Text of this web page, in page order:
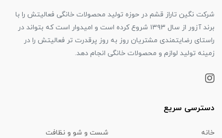
شرکت نگین تاراز قشم در حوزه تولید محصولات خانگی فعالیتش را با
برند آزور از سال ۱۳۹۳ شروع کرده است و امیدوار است که بتواند در
راستای رضایتمندی مشتریان روز به روز پرقدرت تر فعالیتش را در
زمینه تولید لوازم و محصولات خانگی انجام دهد.
دسترسی سریع
خانه شست و شو و نظافت